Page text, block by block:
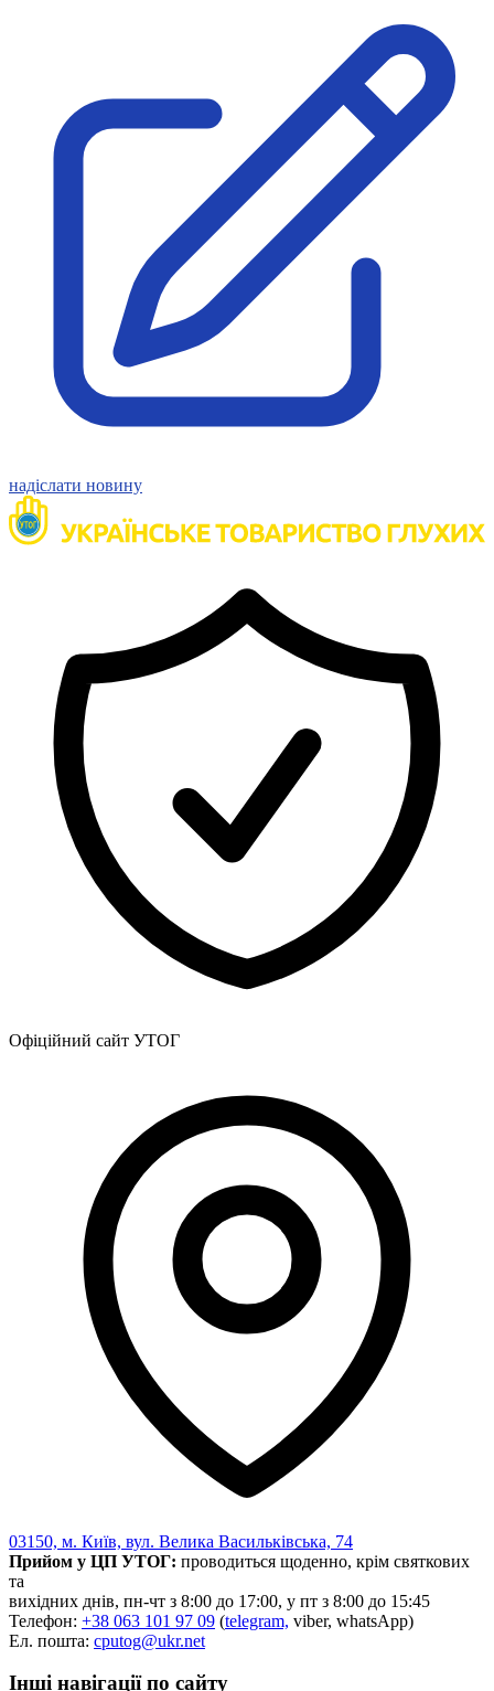
Міжнародні документи
надіслати новину
Офіційний сайт УТОГ
03150, м. Київ, вул. Велика Васильківська, 74
Прийом у ЦП УТОГ: проводиться щоденно, крім святкових
та
вихідних днів, пн-чт з 8:00 до 17:00, у пт з 8:00 до 15:45
Телефон: +38 063 101 97 09 (telegram, viber, whatsApp)
Ел. пошта: cputog@ukr.net
Інші навігації по сайту